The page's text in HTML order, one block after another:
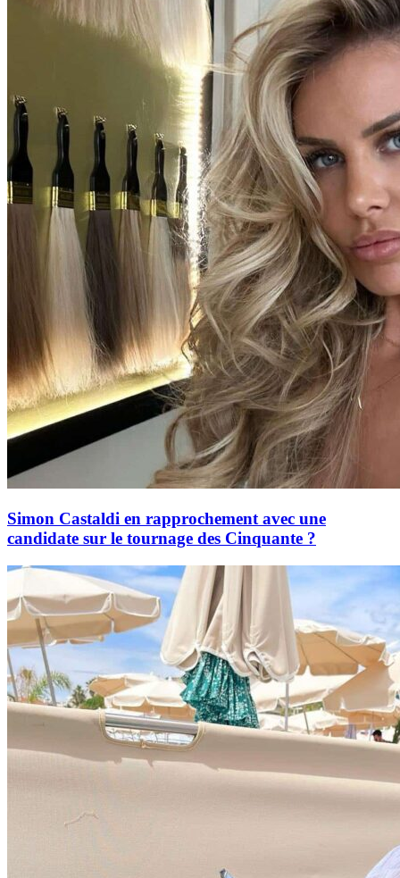
Simon Castaldi en rapprochement avec une
candidate sur le tournage des Cinquante ?